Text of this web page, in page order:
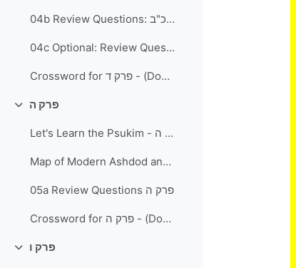
04b Review Questions: פרק ד' פסוקים י"ב-כ"ב
04c Optional: Review Questions פרק ד - מי אמר / על מי נאמר
Crossword for פרק ד - (Download and Print)
Collapse
פרק ה
Let's Learn the Psukim - פרק ה
Map of Modern Ashdod and Gat / Dagon
05a Review Questions פרק ה
Crossword for פרק ה - (Download and Print) PDF document
Collapse
פרק ו